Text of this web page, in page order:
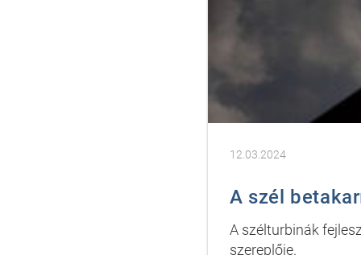
12.03.2024
A szél
A szélturbinák
szereplője.